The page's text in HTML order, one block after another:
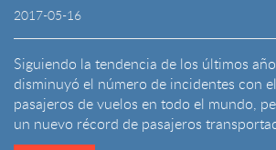
2017-05-16
Siguiendo la tendencia de los últimos
disminuyó el número de incidentes con
pasajeros de vuelos en todo el mundo,
un nuevo récord de pasajeros